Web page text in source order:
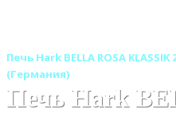
Печь Hark BELLA ROSA
(Германия)
Печь Hark